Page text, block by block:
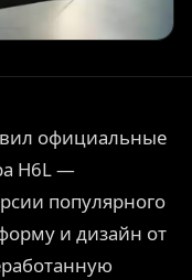
официальные
H6L —
популярного
и дизайн от